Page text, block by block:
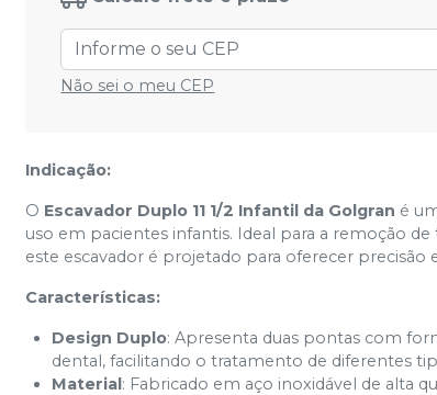
Não sei o meu CEP
Indicação:
O Escavador Duplo 11 1/2 Infantil da Golgran é
uso em pacientes infantis. Ideal para a remoção
este escavador é projetado para oferecer
Características:
Design Duplo: Apresenta duas pontas com
dental, facilitando o tratamento de diferentes
Material: Fabricado em aço inoxidável de alta